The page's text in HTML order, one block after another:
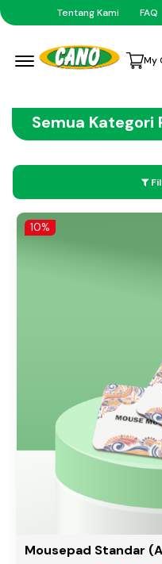
Tentang Kami FAQ
Menu Open
My
Semua Kategori
10%
Mousepad Standar